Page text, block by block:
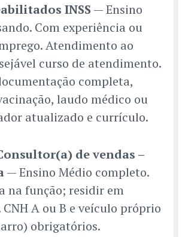
INSS — Ensino
Com experiência ou
Atendimento ao
curso de atendimento.
completa,
laudo médico ou
atualizado e currículo.
de vendas –
— Ensino Médio completo.
na função; residir em
A ou B e veículo próprio
obrigatórios.